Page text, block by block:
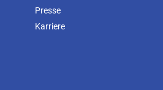
Presse
Karriere